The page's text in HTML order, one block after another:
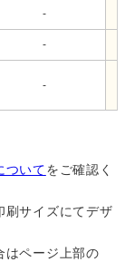
-
-
-
ついてをご確認く
刷サイズにてデザ
ページ上部の